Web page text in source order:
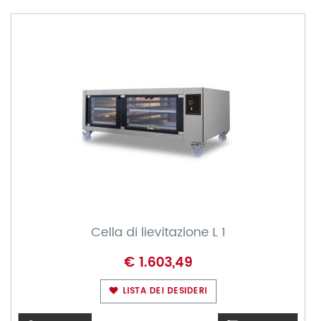
Cella di lievitazione L 1
€ 1.603,49
LISTA DEI DESIDERI